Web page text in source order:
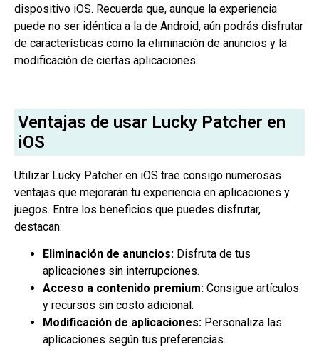
dispositivo iOS. Recuerda que, aunque la experiencia
puede no ser idéntica a la de Android, aún podrás disfrutar
de características como la eliminación de anuncios y la
modificación de ciertas aplicaciones.
Ventajas de usar Lucky Patcher en
iOS
Utilizar Lucky Patcher en iOS trae consigo numerosas
ventajas que mejorarán tu experiencia en aplicaciones y
juegos. Entre los beneficios que puedes disfrutar,
destacan:
Eliminación de anuncios: Disfruta de tus
aplicaciones sin interrupciones.
Acceso a contenido premium: Consigue artículos
y recursos sin costo adicional.
Modificación de aplicaciones: Personaliza las
aplicaciones según tus preferencias.